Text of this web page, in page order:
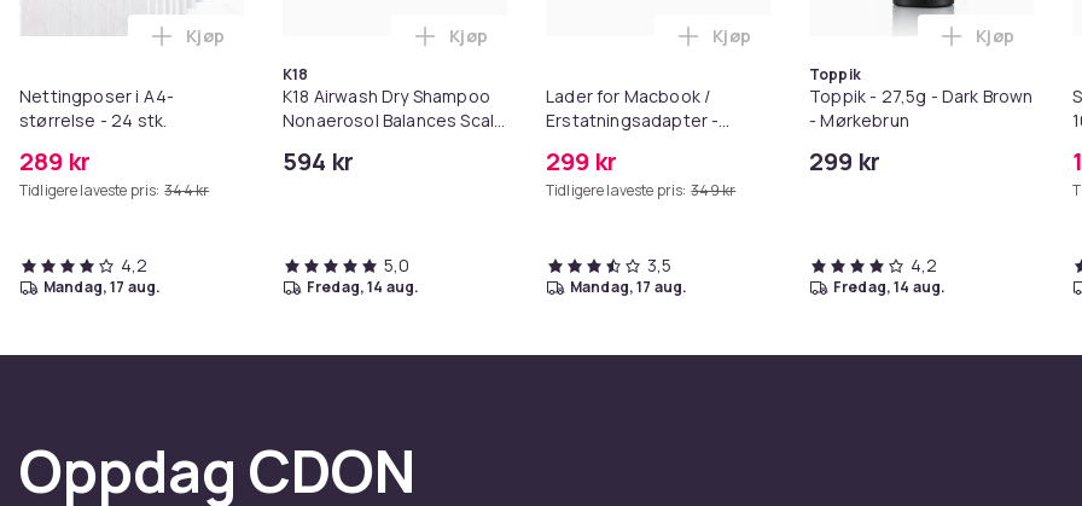
Nettingposer i A4-
størrelse - 24 stk.
289 kr
Tidligere laveste pris: 344 kr
Legg Nettingposer i A4-størrelse - 24 stk. i handlekurven
Kjøp
4,2
mandag, 17 aug.
K18
K18 Airwash Dry Shampoo
Nonaerosol Balances Scalp
594 kr
Legg K18 Airwash Dry Shampoo Nonaerosol Balances Scalp & Controls
Kjøp
5,0
fredag, 14 aug.
Lader for Macbook /
Erstatningsadapter -
299 kr
Tidligere laveste pris: 349 kr
Legg Lader for Macbook /
Kjøp
3,5
mandag, 17 aug.
Toppik
Toppik - 27,5g - Dark Brown
- Mørkebrun
299 kr
Legg
Kjøp
4,2
fredag, 14 aug.
Oppdag CDON